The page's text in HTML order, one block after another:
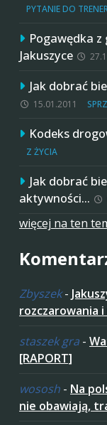
PYTANIE DO
Pogawędka
Jakuszyce
Jak dobrać
15.01.2011
Kodeks
Z ŻYCIA
Jak dobrać
aktywności…
więcej na ten
Zbyszek-
rozczarowania i
staszek gra -
[RAPORT]
wososh - Na
nie obawiają,